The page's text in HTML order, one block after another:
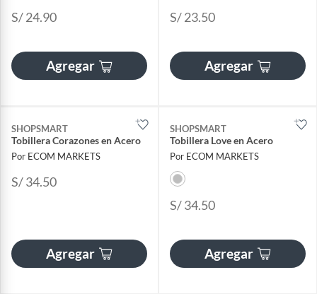
S/ 24.90
Agregar
S/ 23.50
Agregar
SHOPSMART
Tobillera Corazones en Acero
Por ECOM MARKETS
S/ 34.50
Agregar
SHOPSMART
Tobillera Love en Acero
Por ECOM MARKETS
S/ 34.50
Agregar